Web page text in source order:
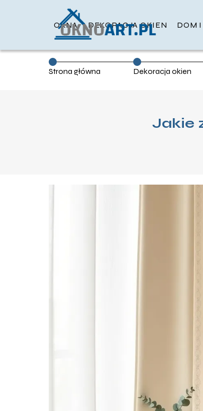
OKNA DEKORACJA OKIEN DOM I
Strona główna Dekoracja okien
Jakie